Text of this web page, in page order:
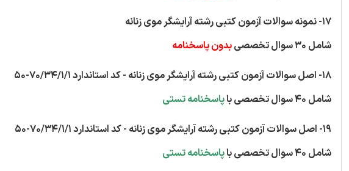
17- نمونه سوالات آزمون کتبی رشته آرایشگر موی زنانه
شامل 30 سوال تخصصی
بدون پاسخنامه
18- اصل سوالات آزمون کتبی رشته آرایشگر موی زنانه - کد استاندارد 70/34/1/1-50
شامل 40 سوال تخصصی با
پاسخنامه تستی
19- اصل سوالات آزمون کتبی رشته آرایشگر موی زنانه - کد استاندارد 70/34/1/1-50
شامل 40 سوال تخصصی با
پاسخنامه تستی